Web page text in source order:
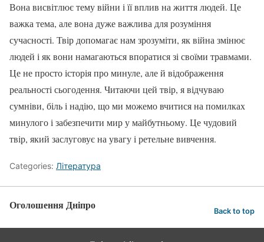
Вона висвітлює тему війни і її вплив на життя людей. Це
важка тема, але вона дуже важлива для розуміння
сучасності. Твір допомагає нам зрозуміти, як війна змінює
людей і як вони намагаються впоратися зі своїми травмами.
Це не просто історія про минуле, але й відображення
реальності сьогодення. Читаючи цей твір, я відчуваю
сумніви, біль і надію, що ми можемо вчитися на помилках
минулого і забезпечити мир у майбутньому. Це чудовий
твір, який заслуговує на увагу і ретельне вивчення.
Categories: Література
Оголошення Дніпро Back to top